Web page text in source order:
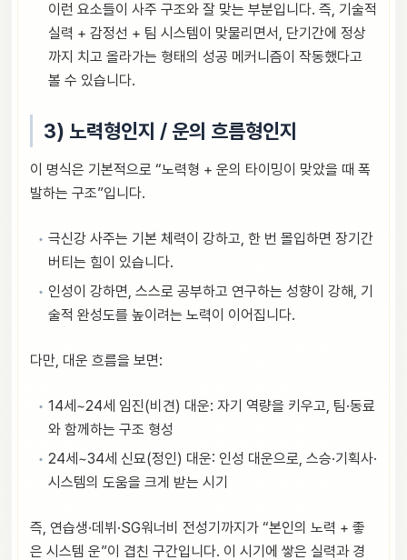
이런 요소들이 사주 구조와 잘 맞는 부분입니다. 즉, 기술적
실력 + 감정선 + 팀 시스템이 맞물리면서, 단기간에 정상
까지 치고 올라가는 형태의 성공 메커니즘이 작동했다고
볼 수 있습니다.
3) 노력형인지 / 운의 흐름형인지
이 명식은 기본적으로 “노력형 + 운의 타이밍이 맞았을 때 폭
발하는 구조”입니다.
극신강 사주는 기본 체력이 강하고, 한 번 몰입하면 장기간
버티는 힘이 있습니다.
인성이 강하면, 스스로 공부하고 연구하는 성향이 강해, 기
술적 완성도를 높이려는 노력이 이어집니다.
다만, 대운 흐름을 보면:
14세~24세 임진(비견) 대운: 자기 역량을 키우고, 팀·동료
와 함께하는 구조 형성
24세~34세 신묘(정인) 대운: 인성 대운으로, 스승·기획사·
시스템의 도움을 크게 받는 시기
즉, 연습생·데뷔·SG워너비 전성기까지가 “본인의 노력 + 좋
은 시스템 운”이 겹친 구간입니다. 이 시기에 쌓은 실력과 경